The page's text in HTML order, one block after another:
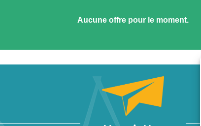
Aucune offre pour le moment.